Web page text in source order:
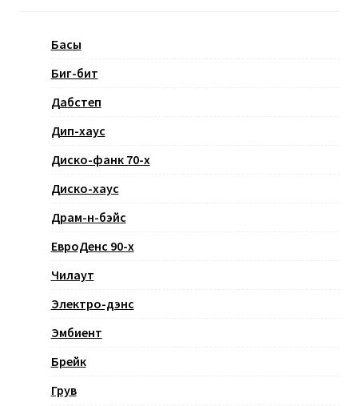
Басы
Биг-бит
Дабстеп
Дип-хаус
Диско-фанк 70-х
Диско-хаус
Драм-н-бэйс
ЕвроДенс 90-х
Чилаут
Электро-дэнс
Эмбиент
Брейк
Грув